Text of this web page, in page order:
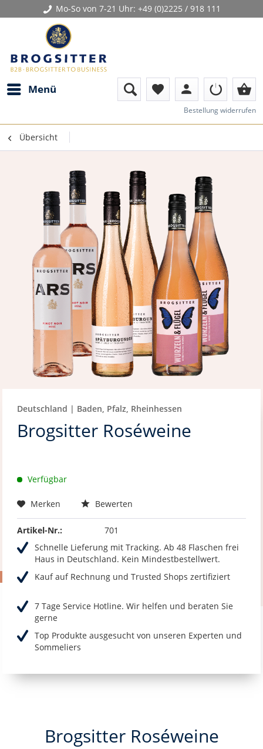
Mo-So von 7-21 Uhr: +49 (0)2225 / 918 111
Menü favorite person shopping_basket
Bestellung widerrufen
Übersicht
Deutschland | Baden, Pfalz, Rheinhessen
Brogsitter Roséweine
Verfügbar
Merken Bewerten
Artikel-Nr.:
701
Schnelle Lieferung mit Tracking. Ab 48 Flaschen frei
Haus in Deutschland. Kein Mindestbestellwert.
Kauf auf Rechnung und Trusted Shops zertifiziert
7 Tage Service Hotline. Wir helfen und beraten Sie
gerne
Top Produkte ausgesucht von unseren Experten und
Sommeliers
Brogsitter Roséweine